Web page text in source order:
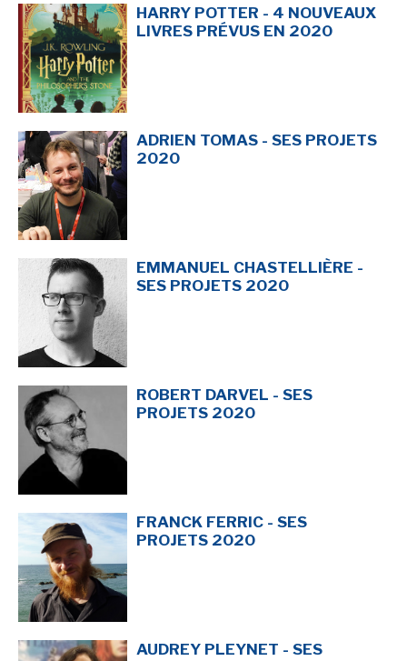
HARRY POTTER - 4 NOUVEAUX
LIVRES PRÉVUS EN 2020
ADRIEN TOMAS - SES PROJETS
2020
EMMANUEL CHASTELLIÈRE -
SES PROJETS 2020
ROBERT DARVEL - SES
PROJETS 2020
FRANCK FERRIC - SES
PROJETS 2020
AUDREY PLEYNET - SES